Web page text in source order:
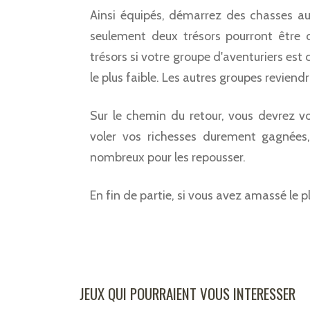
Ainsi équipés, démarrez des chasses
seulement deux trésors pourront être
trésors si votre groupe d'aventuriers est
le plus faible. Les autres groupes
Sur le chemin du retour, vous devrez
voler vos richesses durement
nombreux pour les repousser.
En fin de partie, si vous avez amassé le
JEUX QUI POURRAIENT VOUS INTERESSER